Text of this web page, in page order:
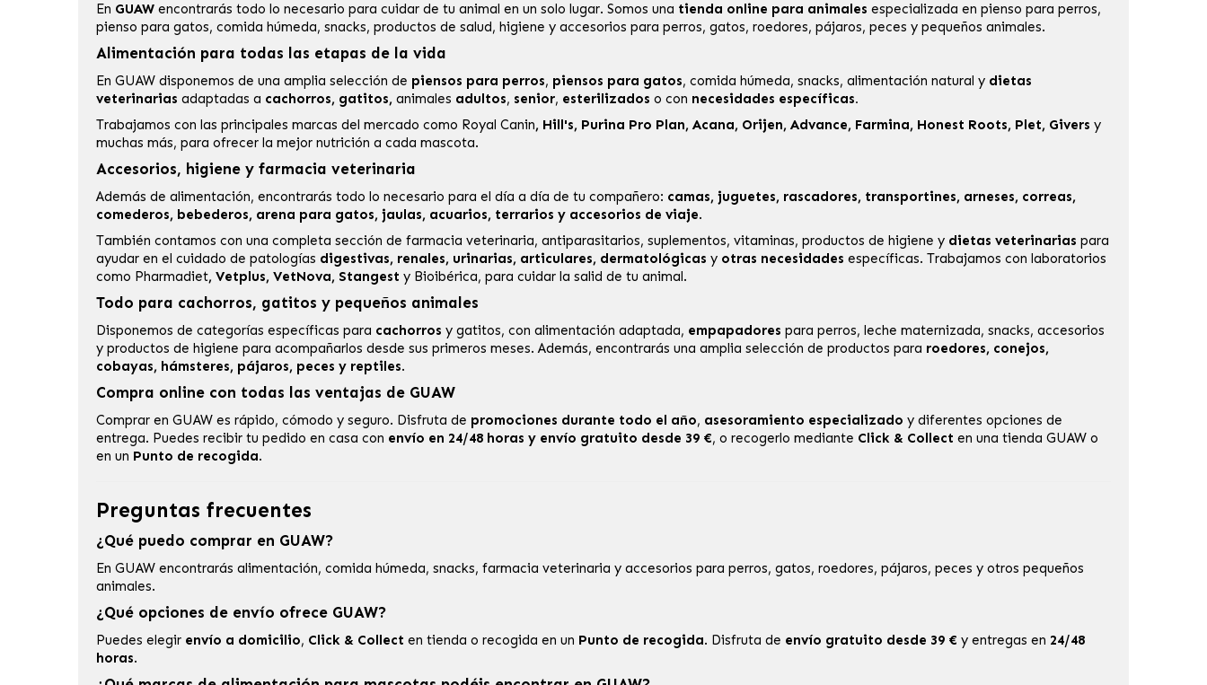
En GUAW encontrarás todo lo necesario para cuidar de tu animal en un solo lugar. Somos una tienda online para animales especializada en pienso para perros,
pienso para gatos, comida húmeda, snacks, productos de salud, higiene y accesorios para perros, gatos, roedores, pájaros, peces y pequeños animales.
Alimentación para todas las etapas de la vida
En GUAW disponemos de una amplia selección de piensos para perros, piensos para gatos, comida húmeda, snacks, alimentación natural y dietas
veterinarias adaptadas a cachorros, gatitos, animales adultos, senior, esterilizados o con necesidades específicas.
Trabajamos con las principales marcas del mercado como Royal Canin, Hill's, Purina Pro Plan, Acana, Orijen, Advance, Farmina, Honest Roots, Plet, Givers y
muchas más, para ofrecer la mejor nutrición a cada mascota.
Accesorios, higiene y farmacia veterinaria
Además de alimentación, encontrarás todo lo necesario para el día a día de tu compañero: camas, juguetes, rascadores, transportines, arneses, correas,
comederos, bebederos, arena para gatos, jaulas, acuarios, terrarios y accesorios de viaje.
También contamos con una completa sección de farmacia veterinaria, antiparasitarios, suplementos, vitaminas, productos de higiene y dietas veterinarias para
ayudar en el cuidado de patologías digestivas, renales, urinarias, articulares, dermatológicas y otras necesidades específicas. Trabajamos con laboratorios
como Pharmadiet, Vetplus, VetNova, Stangest y Bioibérica, para cuidar la salid de tu animal.
Todo para cachorros, gatitos y pequeños animales
Disponemos de categorías específicas para cachorros y gatitos, con alimentación adaptada, empapadores para perros, leche maternizada, snacks, accesorios
y productos de higiene para acompañarlos desde sus primeros meses. Además, encontrarás una amplia selección de productos para roedores, conejos,
cobayas, hámsteres, pájaros, peces y reptiles.
Compra online con todas las ventajas de GUAW
Comprar en GUAW es rápido, cómodo y seguro. Disfruta de promociones durante todo el año, asesoramiento especializado y diferentes opciones de
entrega. Puedes recibir tu pedido en casa con envío en 24/48 horas y envío gratuito desde 39 €, o recogerlo mediante Click & Collect en una tienda GUAW o
en un Punto de recogida.
Preguntas frecuentes
¿Qué puedo comprar en GUAW?
En GUAW encontrarás alimentación, comida húmeda, snacks, farmacia veterinaria y accesorios para perros, gatos, roedores, pájaros, peces y otros pequeños
animales.
¿Qué opciones de envío ofrece GUAW?
Puedes elegir envío a domicilio, Click & Collect en tienda o recogida en un Punto de recogida. Disfruta de envío gratuito desde 39 € y entregas en 24/48
horas.